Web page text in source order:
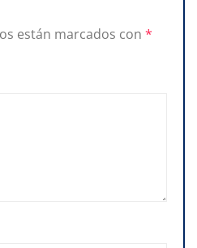
están marcados con *